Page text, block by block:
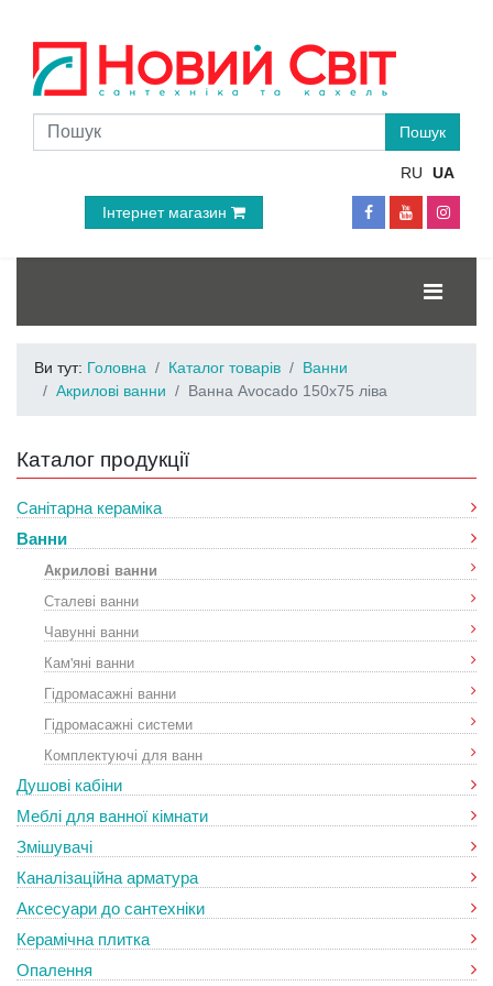
RU UA
Інтернет магазин
Ви тут: Головна Каталог товарів
Ванни
Акрилові ванни
Ванна Avocado 150x75 ліва
Каталог продукції
Санітарна кераміка
Ванни
Акрилові ванни
Сталеві ванни
Чавунні ванни
Кам'яні ванни
Гідромасажні ванни
Гідромасажні системи
Комплектуючі для ванн
Душові кабіни
Меблі для ванної кімнати
Змішувачі
Каналізаційна арматура
Аксесуари до сантехніки
Керамічна плитка
Опалення